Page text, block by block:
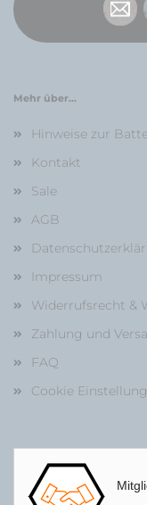
Mehr über...
Hinweise zur
Kontakt
Sale
AGB
Impressum
Widerrufsrecht &
Zahlung und
FAQ
Cookie